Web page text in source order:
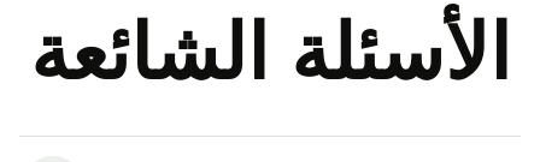
الأسئلة الشائعة